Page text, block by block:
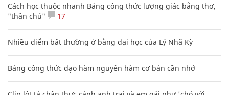
Cách học thuộc nhanh Bảng công thức lượng giác bằng thơ,
"thần chú"
17
Nhiều điểm bất thường ở bằng đại học của Lý Nhã Kỳ
Bảng công thức đạo hàm nguyên hàm cơ bản cần nhớ